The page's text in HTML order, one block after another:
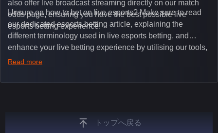
also offer live broadcast streaming directly on our match
odds page, ensuring you have the best possible live
esports betting experience.
Unsure on how to bet on live esports? Make sure to read
our dedicated esports betting article, explaining the
different terminology used in live esports betting, and
enhance your live betting experience by utilising our tools,
such as integrated live broadcasts, match and round
unique insights on the latest esports events.
Read more
トップへ戻る